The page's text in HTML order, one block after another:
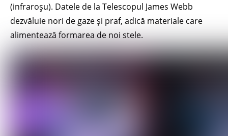
(infraroșu). Datele de la Telescopul James Webb
dezvăluie nori de gaze și praf, adică materiale care
alimentează formarea de noi stele.